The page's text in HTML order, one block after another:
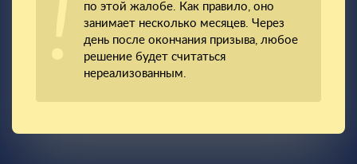
по этой жалобе. Как правило, оно
занимает несколько месяцев. Через
день после окончания призыва, любое
решение будет считаться
нереализованным.